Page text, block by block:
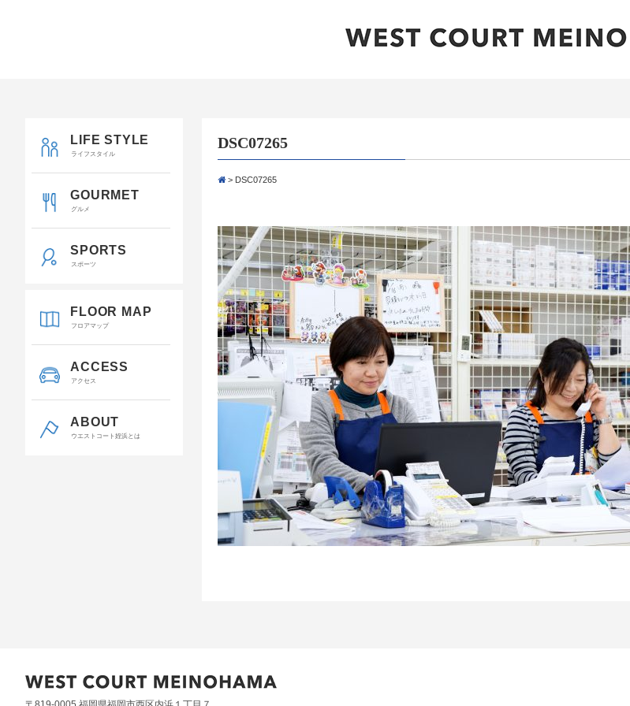
LIFE STYLE
ライフスタイル
GOURMET
グルメ
SPORTS
スポーツ
FLOOR MAP
フロアマップ
ACCESS
アクセス
ABOUT
ウエストコート姪浜とは
DSC07265
> DSC07265